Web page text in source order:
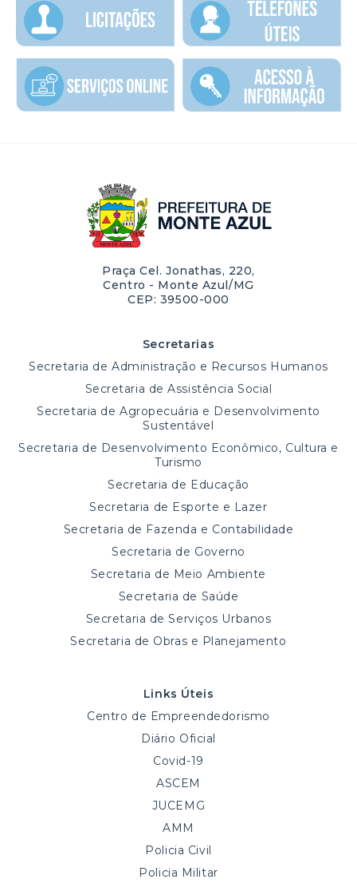
Praça Cel. Jonathas, 220,
Centro - Monte Azul/MG
CEP: 39500-000
Secretarias
Secretaria de Administração e Recursos Humanos
Secretaria de Assistência Social
Secretaria de Agropecuária e Desenvolvimento
Sustentável
Secretaria de Desenvolvimento Econômico, Cultura e
Turismo
Secretaria de Educação
Secretaria de Esporte e Lazer
Secretaria de Fazenda e Contabilidade
Secretaria de Governo
Secretaria de Meio Ambiente
Secretaria de Saúde
Secretaria de Serviços Urbanos
Secretaria de Obras e Planejamento
Links Úteis
Centro de Empreendedorismo
Diário Oficial
Covid-19
ASCEM
JUCEMG
AMM
Policia Civil
Policia Militar